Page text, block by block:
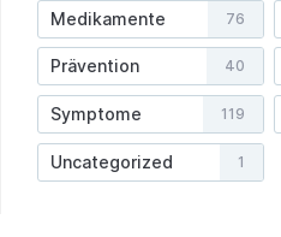
Medikamente 76
Prävention 40
Symptome 119
Uncategorized 1